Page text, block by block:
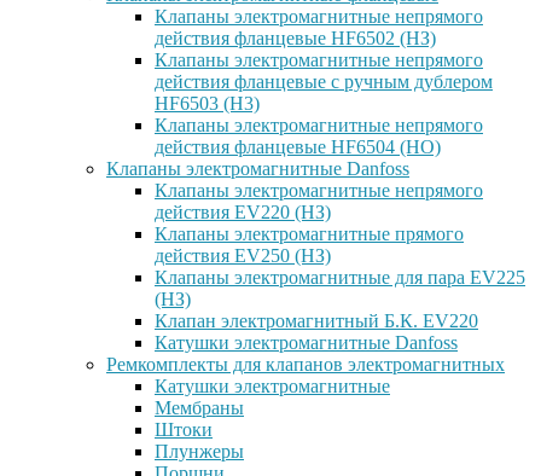
Клапаны электромагнитные непрямого
действия фланцевые HF6502 (НЗ)
Клапаны электромагнитные непрямого
действия фланцевые с ручным дублером
HF6503 (Н3)
Клапаны электромагнитные непрямого
действия фланцевые HF6504 (НО)
Клапаны электромагнитные Danfoss
Клапаны электромагнитные непрямого
действия EV220 (НЗ)
Клапаны электромагнитные прямого
действия EV250 (НЗ)
Клапаны электромагнитные для пара EV225
(НЗ)
Клапан электромагнитный Б.К. EV220
Катушки электромагнитные Danfoss
Ремкомплекты для клапанов электромагнитных
Катушки электромагнитные
Мембраны
Штоки
Плунжеры